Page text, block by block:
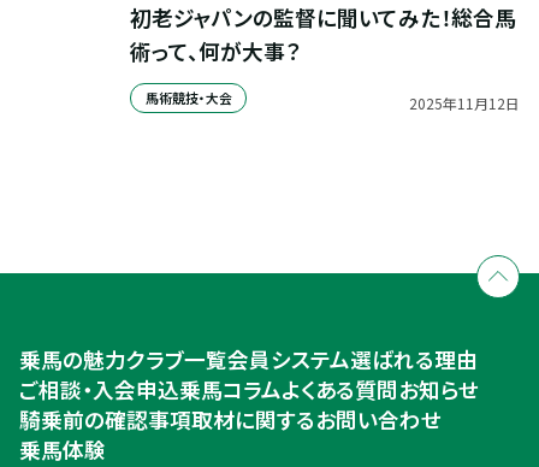
初老ジャパンの監督に聞いてみた！総合馬
術って、何が大事？
馬術競技・大会 2025年11 月12日
入会のご相談・申込
ご相談・入会申込
乗馬の魅力クラブ一覧会員システム選ばれる理由
ご相談・入会申込乗馬コラムよくある質問お知らせ
騎乗前の確認事項取材に関するお問い合わせ
乗馬体験